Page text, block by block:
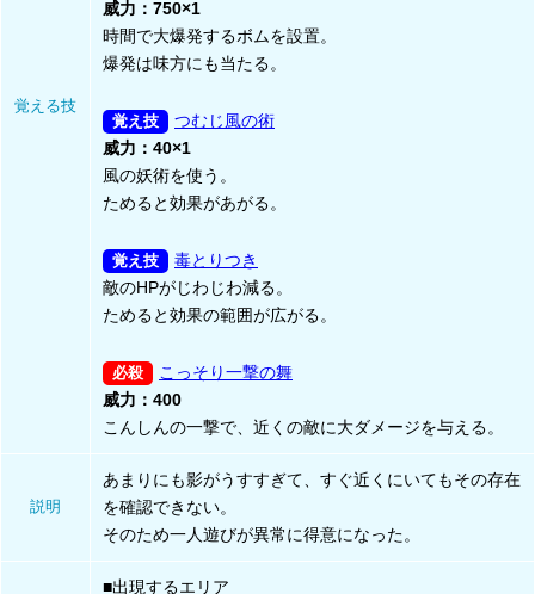
覚える技
威力：750×1
時間で大爆発するボムを設置。
爆発は味方にも当たる。
つむじ風の術
威力：40×1
風の妖術を使う。
ためると効果があがる。
毒とりつき
敵のHPがじわじわ減る。
ためると効果の範囲が広がる。
こっそり一撃の舞
威力：400
こんしんの一撃で、近くの敵に大ダメージを与える。
説明
あまりにも影がうすすぎて、すぐ近くにいてもその存在
を確認できない。
そのため一人遊びが異常に得意になった。
■出現するエリア